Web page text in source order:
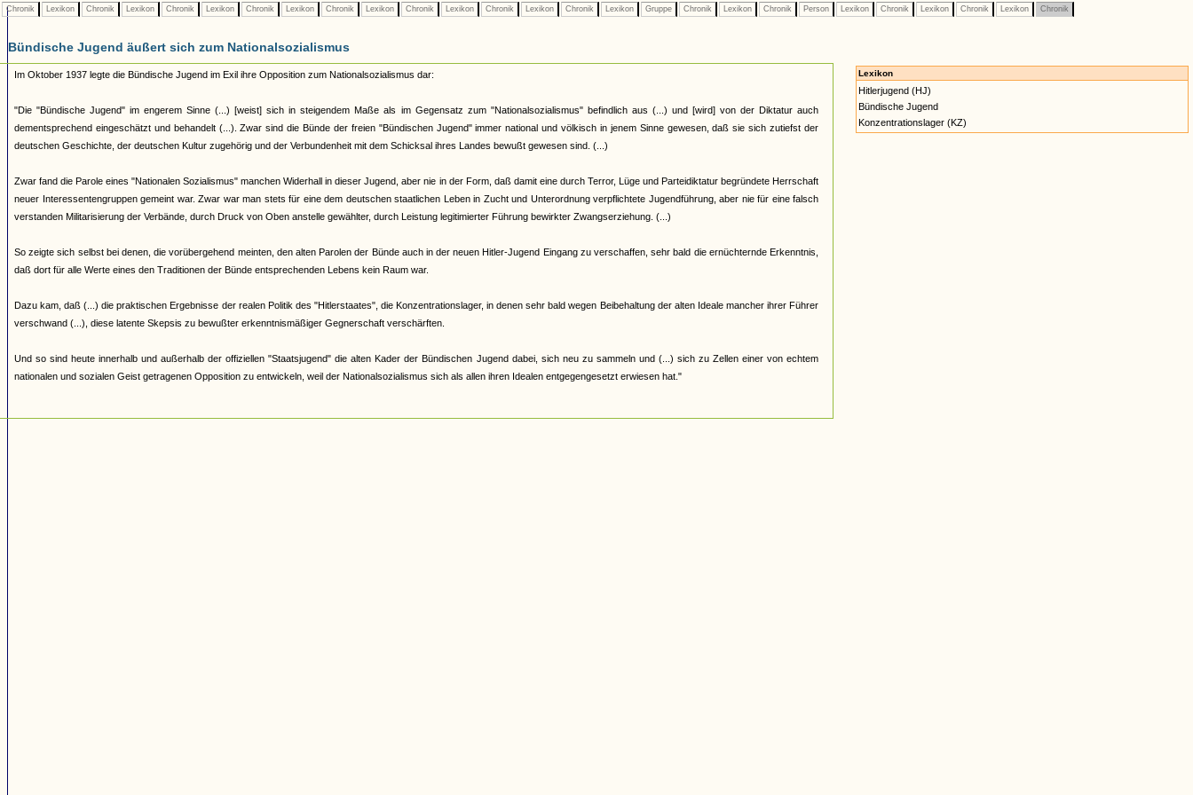
Chronik Lexikon Chronik Lexikon Chronik Lexikon Chronik Lexikon Chronik Lexikon Chronik Lexikon Chronik Lexikon Chronik Lexikon Gruppe Chronik Lexikon Chronik Person Lexikon Chronik Lexikon Chronik Lexikon Chronik
Bündische Jugend äußert sich zum Nationalsozialismus
Im Oktober 1937 legte die Bündische Jugend im Exil ihre Opposition zum Nationalsozialismus dar:
"Die "Bündische Jugend" im engerem Sinne (...) [weist] sich in steigendem Maße als im Gegensatz zum "Nationalsozialismus" befindlich aus (...) und [wird] von der Diktatur auch
dementsprechend eingeschätzt und behandelt (...). Zwar sind die Bünde der freien "Bündischen Jugend" immer national und völkisch in jenem Sinne gewesen, daß sie sich zutiefst der
deutschen Geschichte, der deutschen Kultur zugehörig und der Verbundenheit mit dem Schicksal ihres Landes bewußt gewesen sind. (...)
Zwar fand die Parole eines "Nationalen Sozialismus" manchen Widerhall in dieser Jugend, aber nie in der Form, daß damit eine durch Terror, Lüge und Parteidiktatur begründete Herrschaft
neuer Interessentengruppen gemeint war. Zwar war man stets für eine dem deutschen staatlichen Leben in Zucht und Unterordnung verpflichtete Jugendführung, aber nie für eine falsch
verstanden Militarisierung der Verbände, durch Druck von Oben anstelle gewählter, durch Leistung legitimierter Führung bewirkter Zwangserziehung. (...)
So zeigte sich selbst bei denen, die vorübergehend meinten, den alten Parolen der Bünde auch in der neuen Hitler-Jugend Eingang zu verschaffen, sehr bald die ernüchternde Erkenntnis,
daß dort für alle Werte eines den Traditionen der Bünde entsprechenden Lebens kein Raum war.
Dazu kam, daß (...) die praktischen Ergebnisse der realen Politik des "Hitlerstaates", die Konzentrationslager, in denen sehr bald wegen Beibehaltung der alten Ideale mancher ihrer Führer
verschwand (...), diese latente Skepsis zu bewußter erkenntnismäßiger Gegnerschaft verschärften.
Und so sind heute innerhalb und außerhalb der offiziellen "Staatsjugend" die alten Kader der Bündischen Jugend dabei, sich neu zu sammeln und (...) sich zu Zellen einer von echtem
nationalen und sozialen Geist getragenen Opposition zu entwickeln, weil der Nationalsozialismus sich als allen ihren Idealen entgegengesetzt erwiesen hat."
Lexikon
Hitlerjugend (HJ)
Bündische Jugend
Konzentrationslager (KZ)